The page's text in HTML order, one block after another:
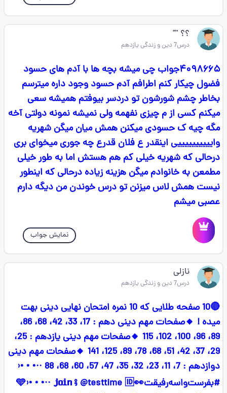
؟؟ ''"
درس7 دین و زندگی یازدهم
۴۰۹۸۶۶۵جواب چی میشه بچه ها با آدم های حسود
فضول چیکار کنم اطرافم آدم حسود وجود داره میترسم
بخاطر چشم شورشون تو دردسر بیوفتم همیشه سعی
میکنم کسی از م چیزی نفهمه ولی نمیشه نمونه دولتی آخه
مگه چیه ک حسودی میکنن همش میان میگن شهریه
واییییییییییی اینقدر ع فلان قدرع چه جوری میخوای بری
درحالی که شهریه خیلی کم هم هستش اما به طور خیلی
مطمعن به خانوادم میگن هزینه زیاده درحالی که اینطور
نیست همش لاس میزنن تو درس خوندن من دیگه دارم
عصبی میشم
نمایش جواب
نازلی
درس7 دین و زندگی یازدهم
🔴10 صفحه طلایی که 10 نمره امتحان نهایی دینی بهت
میده ! 🔸صفحات مهم دینی دهم : 17، 33، 42، 68، 86،
89، 96، 100، 102، 115 🔸صفحات مهم دینی یازدهم : 25،
29، 37، 42، 51، 68، 78، 89، 125، 141 🔸صفحات مهم دینی
دوازدهم : 7، 11، 23، 32، 35، 47، 57، 60، 68، 88 ··• • •‹
#بفرست‌واسه‌رفیقت👀🩵›• • •·· 𝗷𝗼𝗶𝗻 ⨟ @testtime 🆔